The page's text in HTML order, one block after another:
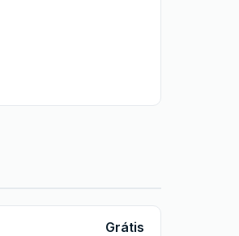
Grátis